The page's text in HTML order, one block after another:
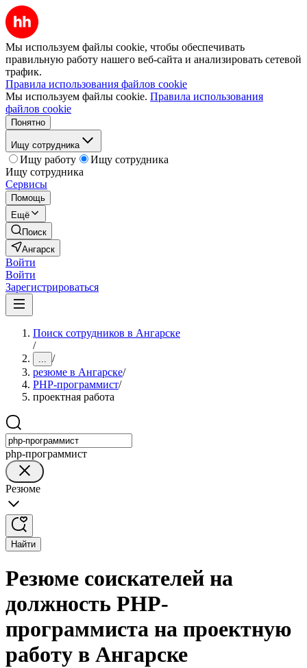
Мы используем файлы cookie, чтобы обеспечивать
правильную работу нашего веб-сайта и анализировать сетевой
трафик.
Правила использования файлов cookie
Мы используем файлы cookie. Правила использования
файлов cookie
Понятно
Ищу сотрудника
Ищу работу
Ищу сотрудника
Ищу сотрудника
Сервисы
Помощь
Ещё
Поиск
Ангарск
Войти
Войти
Зарегистрироваться
Поиск сотрудников в Ангарске
/
... /
резюме в Ангарске/
PHP-программист/
проектная работа
php-программист
Резюме
Найти
Резюме соискателей на
должность PHP-
программиста на проектную
работу в Ангарске